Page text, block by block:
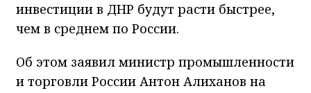
инвестиции в ДНР будут расти быстрее,
чем в среднем по России.
Об этом заявил министр промышленности
и торговли России Антон Алиханов на